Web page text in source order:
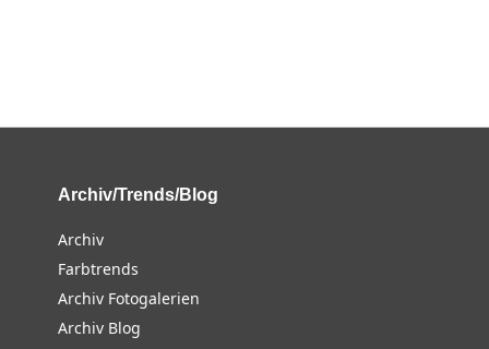
Archiv/Trends/Blog
Archiv
Farbtrends
Archiv Fotogalerien
Archiv Blog